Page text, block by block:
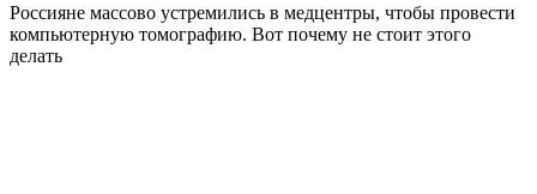
Россияне массово устремились в медцентры, чтобы провести
компьютерную томографию. Вот почему не стоит этого
делать